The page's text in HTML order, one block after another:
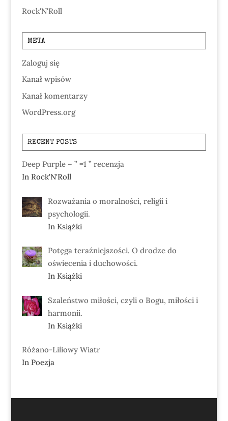
Rock'N'Roll
META
Zaloguj się
Kanał wpisów
Kanał komentarzy
WordPress.org
RECENT POSTS
Deep Purple – ” =1 ” recenzja
In Rock'N'Roll
Rozważania o moralności, religii i
psychologii.
In Książki
Potęga teraźniejszości. O drodze do
oświecenia i duchowości.
In Książki
Szaleństwo miłości, czyli o Bogu, miłości i
harmonii.
In Książki
Różano-Liliowy Wiatr
In Poezja